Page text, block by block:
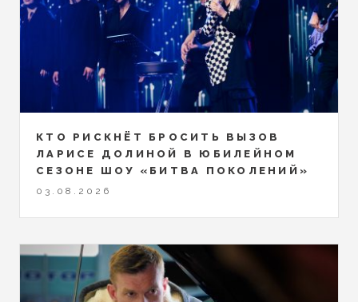
КТО РИСКНЁТ БРОСИТЬ ВЫЗОВ
ЛАРИСЕ ДОЛИНОЙ В ЮБИЛЕЙНОМ
СЕЗОНЕ ШОУ «БИТВА ПОКОЛЕНИЙ»
03.08.2026